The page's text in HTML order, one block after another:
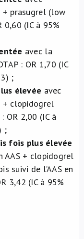
+ prasugrel (low
0,60 (IC à 95%
avec la
: OR 1,70 (IC
;
élevée avec
+ clopidogrel
OR 2,00 (IC à
;
fois plus élevée
AAS + clopidogrel
suivi de l’AAS en
3,42 (IC à 95%